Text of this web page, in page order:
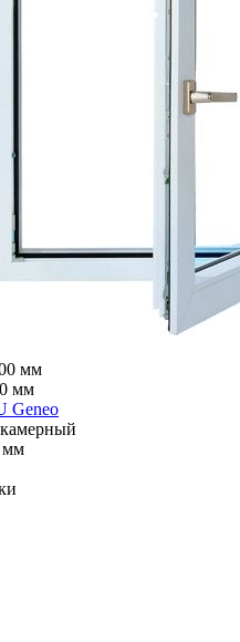
мм
мм
Geneo
мм